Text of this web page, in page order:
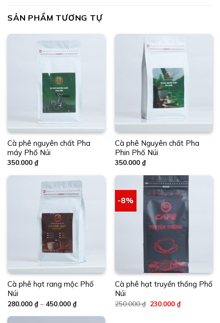
SẢN PHẨM TƯƠNG TỰ
Cà phê nguyên chất Pha
máy Phố Núi
350.000 ₫
Cà phê Nguyên chất Pha
Phin Phố Núi
350.000 ₫
Cà phê hạt rang mộc Phố
Núi
280.000 ₫ – 450.000 ₫Khoảng
giá:
từ
-8%
Cà phê hạt truyền thống Phố
Núi
250.000₫ Giá
230.000 ₫Giá
hiện